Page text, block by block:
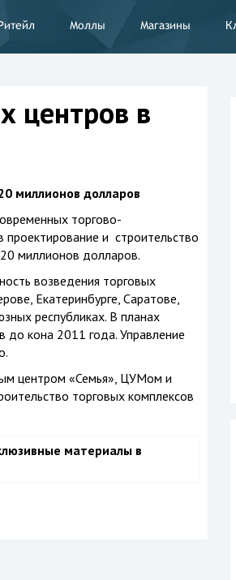
Моллы Магазины
центров в
миллионов долларов
торгово-
проектирование и строительство
миллионов долларов.
возведения торговых
Екатеринбурге, Саратове,
республиках. В планах
до кона 2011 года. Управление
центром «Семья», ЦУМом и
торговых комплексов
материалы в